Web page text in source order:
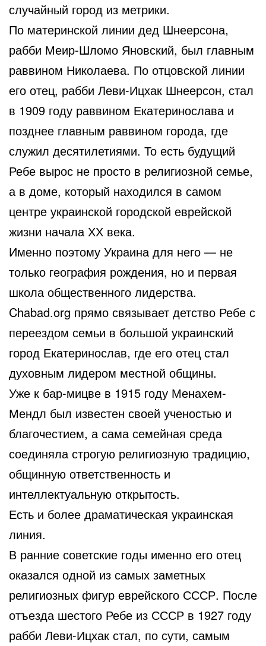
случайный город из метрики.
По материнской линии дед Шнеерсона,
рабби Меир-Шломо Яновский, был главным
раввином Николаева. По отцовской линии
его отец, рабби Леви-Ицхак Шнеерсон, стал
в 1909 году раввином Екатеринослава и
позднее главным раввином города, где
служил десятилетиями. То есть будущий
Ребе вырос не просто в религиозной семье,
а в доме, который находился в самом
центре украинской городской еврейской
жизни начала ХХ века.
Именно поэтому Украина для него — не
только география рождения, но и первая
школа общественного лидерства.
Chabad.org прямо связывает детство Ребе с
переездом семьи в большой украинский
город Екатеринослав, где его отец стал
духовным лидером местной общины.
Уже к бар-мицве в 1915 году Менахем-
Мендл был известен своей ученостью и
благочестием, а сама семейная среда
соединяла строгую религиозную традицию,
общинную ответственность и
интеллектуальную открытость.
Есть и более драматическая украинская
линия.
В ранние советские годы именно его отец
оказался одной из самых заметных
религиозных фигур еврейского СССР. После
отъезда шестого Ребе из СССР в 1927 году
рабби Леви-Ицхак стал, по сути, самым